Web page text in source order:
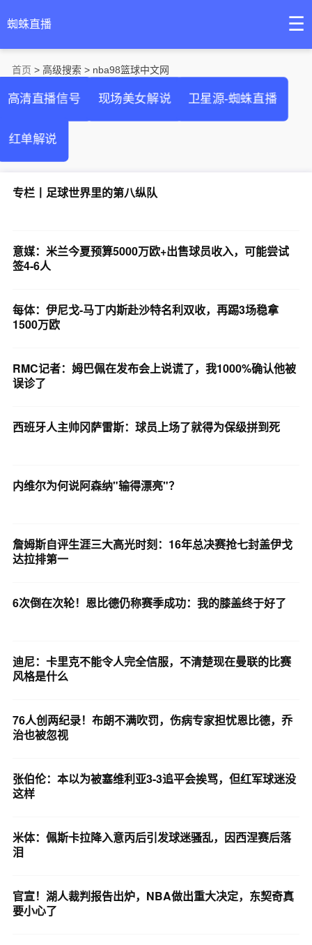
蜘蛛直播 ☰
首页 > 高级搜索 > nba98篮球中文网
高清直播信号 现场美女解说 卫星源-蜘蛛直播
红单解说
专栏丨足球世界里的第八纵队
意媒：米兰今夏预算5000万欧+出售球员收入，可能尝试
签4-6人
每体：伊尼戈-马丁内斯赴沙特名利双收，再踢3场稳拿
1500万欧
RMC记者：姆巴佩在发布会上说谎了，我1000%确认他被
误诊了
西班牙人主帅冈萨雷斯：球员上场了就得为保级拼到死
内维尔为何说阿森纳"输得漂亮"？
詹姆斯自评生涯三大高光时刻：16年总决赛抢七封盖伊戈
达拉排第一
6次倒在次轮！恩比德仍称赛季成功：我的膝盖终于好了
迪尼：卡里克不能令人完全信服，不清楚现在曼联的比赛
风格是什么
76人创两纪录！布朗不满吹罚，伤病专家担忧恩比德，乔
治也被忽视
张伯伦：本以为被塞维利亚3-3追平会挨骂，但红军球迷没
这样
米体：佩斯卡拉降入意丙后引发球迷骚乱，因西涅赛后落
泪
官宣！湖人裁判报告出炉，NBA做出重大决定，东契奇真
要小心了